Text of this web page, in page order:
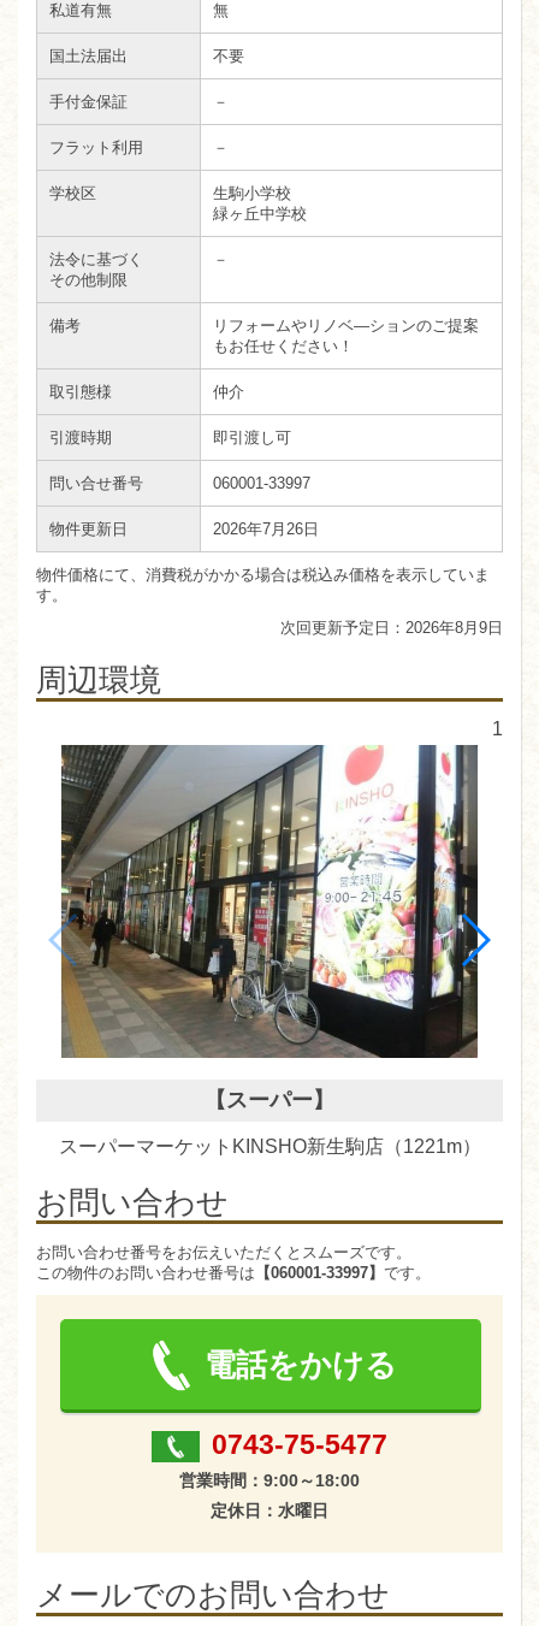
私道有無 無
国土法届出 不要
手付金保証 －
フラット利用 －
学校区
生駒小学校
緑ヶ丘中学校
法令に基づく
その他制限
－
備考
リフォームやリノベ―ションのご提案
もお任せください！
取引態様 仲介
引渡時期 即引渡し可
問い合せ番号 060001-33997
物件更新日 2026年7月26日
物件価格にて、消費税がかかる場合は税込み価格を表示していま
す。
2026年8月9日
周辺環境
1
【スーパー】
スーパーマーケットKINSHO新生駒店（1221m）
お問い合わせ
お問い合わせ番号をお伝えいただくとスムーズです。
この物件のお問い合わせ番号は 【060001-33997】 です。
電話をかける
0743-75-5477
営業時間：9:00～18:00
定休日：水曜日
メールでのお問い合わせ